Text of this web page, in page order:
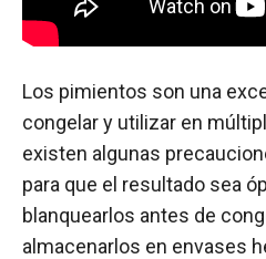
Los pimientos son una
congelar y utilizar en
existen algunas
para que el resultado sea
blanquearlos antes de
almacenarlos en envases